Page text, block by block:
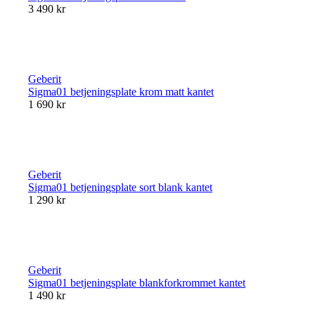
3 490 kr
Geberit
Sigma01 betjeningsplate krom matt kantet
1 690 kr
Geberit
Sigma01 betjeningsplate sort blank kantet
1 290 kr
Geberit
Sigma01 betjeningsplate blankforkrommet kantet
1 490 kr